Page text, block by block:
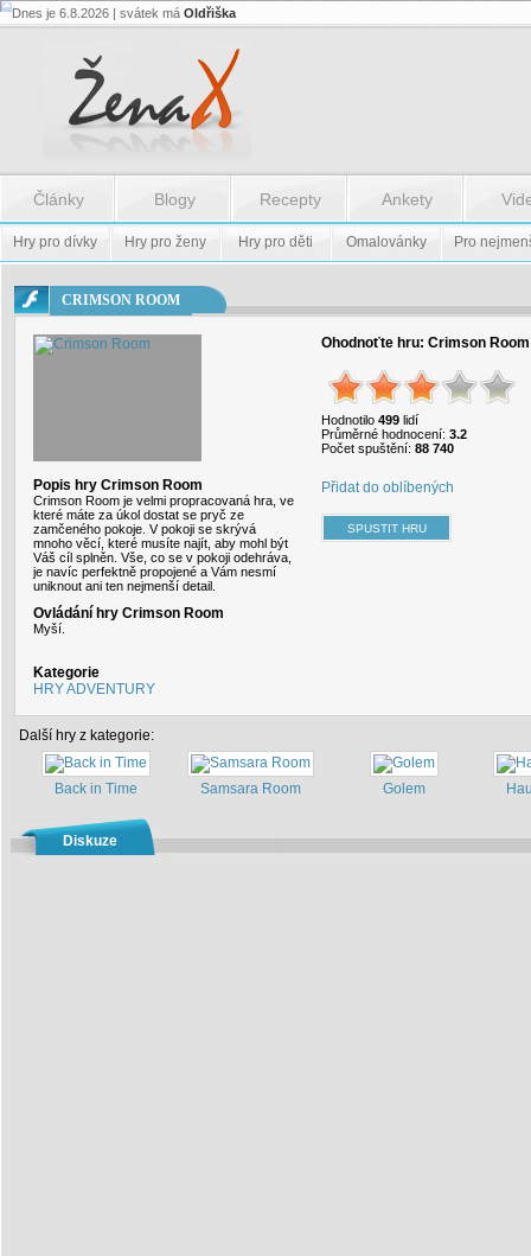
Flash.nazev
Flash.nazev
Dnes je 6.8.2026 | svátek má Oldřiška
Články Blogy Recepty Ankety
Hry pro dívky Hry pro ženy Hry pro děti Omalovánky Pro
CRIMSON ROOM
Popis hry Crimson Room
Crimson Room je velmi propracovaná hra, ve
které máte za úkol dostat se pryč ze
zamčeného pokoje. V pokoji se skrývá
mnoho věcí, které musíte najít, aby mohl být
Váš cíl splněn. Vše, co se v pokoji odehráva,
je navíc perfektně propojené a Vám nesmí
uniknout ani ten nejmenší detail.
Ovládání hry Crimson Room
Myší.
Kategorie
HRY ADVENTURY
Ohodnoťte hru: Crimson Room
Hodnotilo 499 lidí
Průměrné hodnocení: 3.2
Počet spuštění: 88 740
Přidat do oblíbených
Další hry z kategorie:
Back in Time Samsara Room Golem
Diskuze